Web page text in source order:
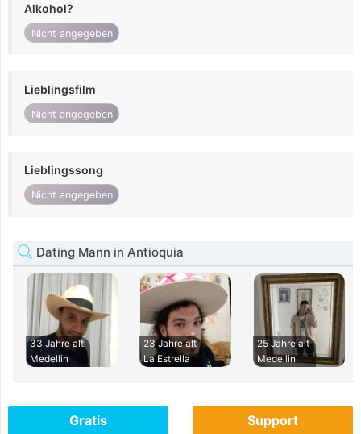
Alkohol?
Nicht angegeben
Lieblingsfilm
Nicht angegeben
Lieblingssong
Nicht angegeben
Dating Mann in Antioquia
33 Jahre alt
Medellin
23 Jahre alt
La Estrella
25 Jahre alt
Medellin
Gratis Support